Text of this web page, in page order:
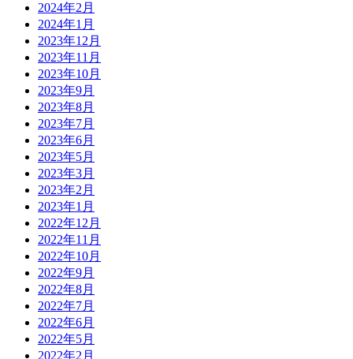
2024年2月
2024年1月
2023年12月
2023年11月
2023年10月
2023年9月
2023年8月
2023年7月
2023年6月
2023年5月
2023年3月
2023年2月
2023年1月
2022年12月
2022年11月
2022年10月
2022年9月
2022年8月
2022年7月
2022年6月
2022年5月
2022年2月